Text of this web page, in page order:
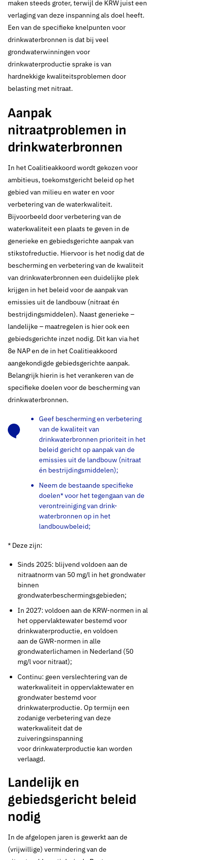
CD Stikstof en
mestbeleid
24 maart 2026 Actueel standpunt
Thema's:
Drinkwaterbronnen en landbouw
maken steeds groter, terwijl de KRW juist een
verlaging van deze inspanning als doel heeft.
Een van de specifieke knelpunten voor
drinkwaterbronnen is dat bij veel
grondwaterwinningen voor
drinkwaterproductie sprake is van
hardnekkige kwaliteitsproblemen door
belasting met nitraat.
Aanpak
nitraatproblemen in
drinkwaterbronnen
In het Coalitieakkoord wordt gekozen voor
ambitieus, toekomstgericht beleid op het
gebied van milieu en water en voor
verbetering van de waterkwaliteit.
Bijvoorbeeld door verbetering van de
waterkwaliteit een plaats te geven in de
generieke en gebiedsgerichte aanpak van
stikstofreductie. Hiervoor is het nodig dat de
bescherming en verbetering van de kwaliteit
van drinkwaterbronnen een duidelijke plek
krijgen in het beleid voor de aanpak van
emissies uit de landbouw (nitraat én
bestrijdingsmiddelen). Naast generieke –
landelijke – maatregelen is hier ook een
gebiedsgerichte inzet nodig. Dit kan via het
8e NAP en de in het Coalitieakkoord
aangekondigde gebiedsgerichte aanpak.
Belangrijk hierin is het verankeren van de
specifieke doelen voor de bescherming van
drinkwaterbronnen.
Geef bescherming en verbetering
van de kwaliteit van
drinkwaterbronnen prioriteit in het
beleid gericht op aanpak van de
emissies uit de landbouw (nitraat
én bestrijdingsmiddelen);
Neem de bestaande specifieke
doelen* voor het tegengaan van de
verontreiniging van drink-
waterbronnen op in het
landbouwbeleid;
* Deze zijn:
Sinds 2025: blijvend voldoen aan de
nitraatnorm van 50 mg/l in het grondwater
binnen
grondwaterbeschermingsgebieden;
In 2027: voldoen aan de KRW-normen in al
het oppervlaktewater bestemd voor
drinkwaterproductie, en voldoen
aan de GWR-normen in alle
grondwaterlichamen in Nederland (50
mg/l voor nitraat);
Continu: geen verslechtering van de
waterkwaliteit in oppervlaktewater en
grondwater bestemd voor
drinkwaterproductie. Op termijn een
zodanige verbetering van deze
waterkwaliteit dat de
zuiveringsinspanning
voor drinkwaterproductie kan worden
verlaagd.
Landelijk en
gebiedsgericht beleid
nodig
In de afgelopen jaren is gewerkt aan de
(vrijwillige) vermindering van de